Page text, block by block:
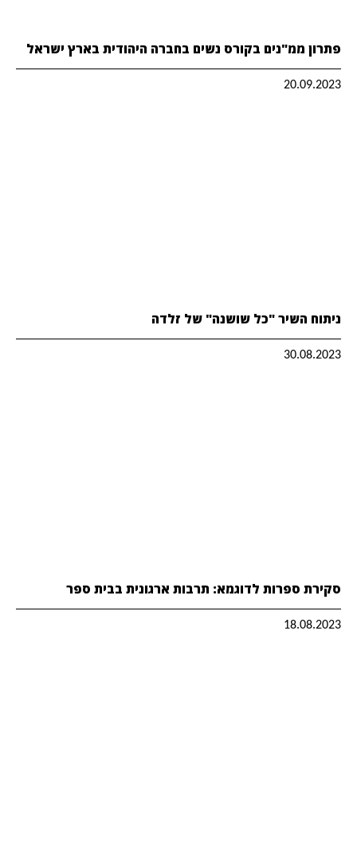
פתרון ממ"נים בקורס נשים בחברה היהודית בארץ ישראל
20.09.2023
ניתוח השיר "כל שושנה" של זלדה
30.08.2023
סקירת ספרות לדוגמא: תרבות ארגונית בבית ספר
18.08.2023